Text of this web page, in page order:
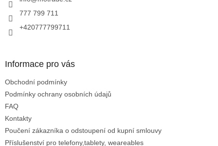
777 799 711
+420777799711
Informace pro vás
Obchodní podmínky
Podmínky ochrany osobních údajů
FAQ
Kontakty
Poučení zákazníka o odstoupení od kupní smlouvy
Příslušenství pro telefony,tablety, weareables